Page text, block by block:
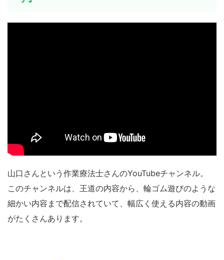
山口さんという作業療法士さんのYouTubeチャンネル。
このチャンネルは、王道の内容から、輪ゴム遊びのような
細かい内容まで配信されていて、幅広く使える内容の動画
がたくさんあります。